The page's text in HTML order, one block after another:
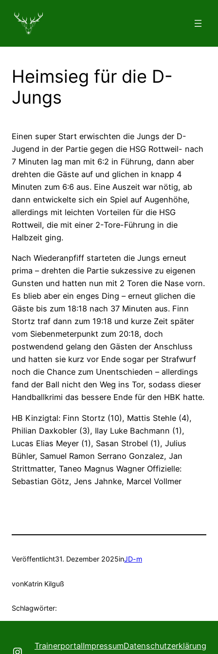
Inhalt
springen
Heimsieg für die D-
Jungs
Einen super Start erwischten die Jungs der D-
Jugend in der Partie gegen die HSG Rottweil- nach
7 Minuten lag man mit 6:2 in Führung, dann aber
drehten die Gäste auf und glichen in knapp 4
Minuten zum 6:6 aus. Eine Auszeit war nötig, ab
dann entwickelte sich ein Spiel auf Augenhöhe,
allerdings mit leichten Vorteilen für die HSG
Rottweil, die mit einer 2-Tore-Führung in die
Halbzeit ging.
Nach Wiederanpfiff starteten die Jungs erneut
prima – drehten die Partie sukzessive zu eigenen
Gunsten und hatten nun mit 2 Toren die Nase vorn.
Es blieb aber ein enges Ding – erneut glichen die
Gäste bis zum 18:18 nach 37 Minuten aus. Finn
Stortz traf dann zum 19:18 und kurze Zeit später
vom Siebenmeterpunkt zum 20:18, doch
postwendend gelang den Gästen der Anschluss
und hatten sie kurz vor Ende sogar per Strafwurf
noch die Chance zum Unentschieden – allerdings
fand der Ball nicht den Weg ins Tor, sodass dieser
Handballkrimi das bessere Ende für den HBK hatte.
HB Kinzigtal: Finn Stortz (10), Mattis Stehle (4),
Philian Daxkobler (3), Ilay Luke Bachmann (1),
Lucas Elias Meyer (1), Sasan Strobel (1), Julius
Bühler, Samuel Ramon Serrano Gonzalez, Jan
Strittmatter, Taneo Magnus Wagner Offizielle:
Sebastian Götz, Jens Jahnke, Marcel Vollmer
Veröffentlicht31. Dezember 2025inJD-m
vonKatrin Kilguß
Schlagwörter:
TrainerportalImpressumDatenschutzerklärung